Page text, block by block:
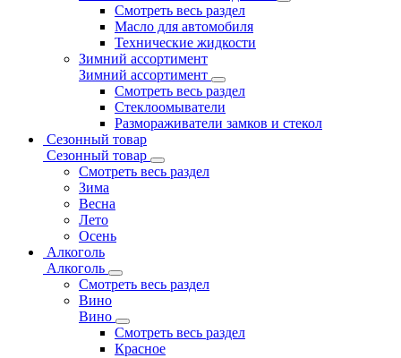
Смотреть весь раздел
Масло для автомобиля
Технические жидкости
Зимний ассортимент
Зимний ассортимент
Смотреть весь раздел
Стеклоомыватели
Размораживатели замков и стекол
Сезонный товар
Сезонный товар
Смотреть весь раздел
Зима
Весна
Лето
Осень
Алкоголь
Алкоголь
Смотреть весь раздел
Вино
Вино
Смотреть весь раздел
Красное